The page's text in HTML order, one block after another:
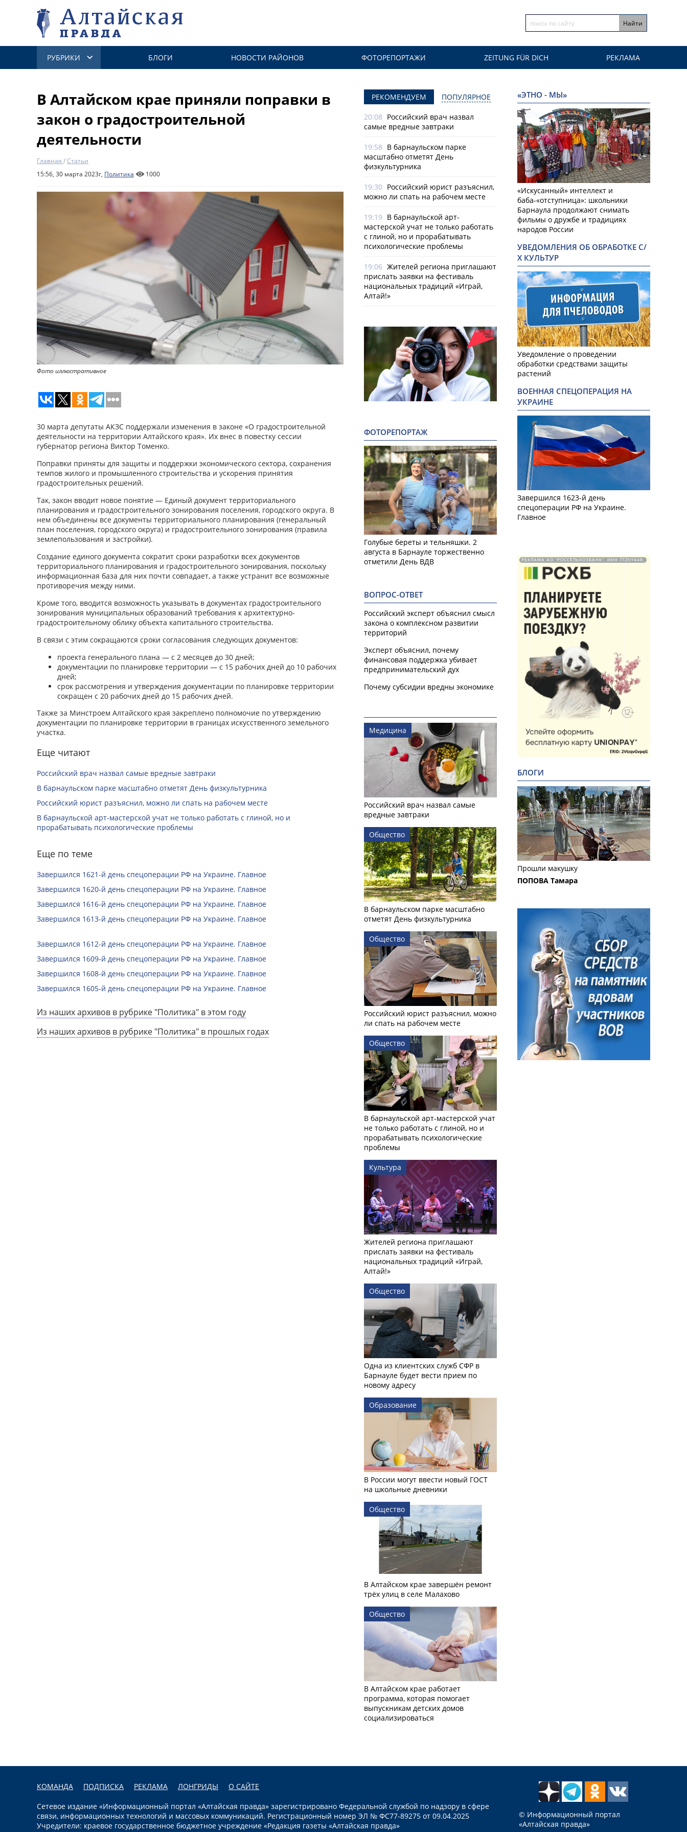
РУБРИКИ БЛОГИ НОВОСТИ РАЙОНОВ ФОТОРЕПОРТАЖИ ZEITUNG FÜR DICH РЕКЛАМА
В Алтайском крае приняли поправки в
закон о градостроительной
деятельности
Главная /Статьи
15:56, 30 марта 2023г, Политика 1000
Фото иллюстративное
30 марта депутаты АКЗС поддержали изменения в законе «О градостроительной
деятельности на территории Алтайского края». Их внес в повестку сессии
губернатор региона Виктор Томенко.
Поправки приняты для защиты и поддержки экономического сектора, сохранения
темпов жилого и промышленного строительства и ускорения принятия
градостроительных решений.
Так, закон вводит новое понятие — Единый документ территориального
планирования и градостроительного зонирования поселения, городского округа. В
нем объединены все документы территориального планирования (генеральный
план поселения, городского округа) и градостроительного зонирования (правила
землепользования и застройки).
Создание единого документа сократит сроки разработки всех документов
территориального планирования и градостроительного зонирования, поскольку
информационная база для них почти совпадает, а также устранит все возможные
противоречия между ними.
Кроме того, вводится возможность указывать в документах градостроительного
зонирования муниципальных образований требования к архитектурно-
градостроительному облику объекта капитального строительства.
В связи с этим сокращаются сроки согласования следующих документов:
проекта генерального плана — с 2 месяцев до 30 дней;
документации по планировке территории — с 15 рабочих дней до 10 рабочих
дней;
срок рассмотрения и утверждения документации по планировке территории
сокращен с 20 рабочих дней до 15 рабочих дней.
Также за Минстроем Алтайского края закреплено полномочие по утверждению
документации по планировке территории в границах искусственного земельного
участка.
Еще читают
Российский врач назвал самые вредные завтраки
В барнаульском парке масштабно отметят День физкультурника
Российский юрист разъяснил, можно ли спать на рабочем месте
В барнаульской арт-мастерской учат не только работать с глиной, но и
прорабатывать психологические проблемы
Еще по теме
Завершился 1621-й день спецоперации РФ на Украине. Главное
Завершился 1620-й день спецоперации РФ на Украине. Главное
Завершился 1616-й день спецоперации РФ на Украине. Главное
Завершился 1613-й день спецоперации РФ на Украине. Главное
Завершился 1612-й день спецоперации РФ на Украине. Главное
Завершился 1609-й день спецоперации РФ на Украине. Главное
Завершился 1608-й день спецоперации РФ на Украине. Главное
Завершился 1605-й день спецоперации РФ на Украине. Главное
Из наших архивов в рубрике "Политика" в этом году
Из наших архивов в рубрике "Политика" в прошлых годах
РЕКОМЕНДУЕМ ПОПУЛЯРНОЕ
20:08 Российский врач назвал
самые вредные завтраки
19:58 В барнаульском парке
масштабно отметят День
физкультурника
19:30 Российский юрист разъяснил,
можно ли спать на рабочем месте
19:19 В барнаульской арт-
мастерской учат не только работать
с глиной, но и прорабатывать
психологические проблемы
19:06 Жителей региона приглашают
прислать заявки на фестиваль
национальных традиций «Играй,
Алтай!»
ФОТОРЕПОРТАЖ
Голубые береты и тельняшки. 2
августа в Барнауле торжественно
отметили День ВДВ
ВОПРОС-ОТВЕТ
Российский эксперт объяснил смысл
закона о комплексном развитии
территорий
Эксперт объяснил, почему
финансовая поддержка убивает
предпринимательский дух
Почему субсидии вредны экономике
Медицина
Российский врач назвал самые
вредные завтраки
Общество
В барнаульском парке масштабно
отметят День физкультурника
Общество
Российский юрист разъяснил, можно
ли спать на рабочем месте
Общество
В барнаульской арт-мастерской учат
не только работать с глиной, но и
прорабатывать психологические
проблемы
Культура
Жителей региона приглашают
прислать заявки на фестиваль
национальных традиций «Играй,
Алтай!»
Общество
Одна из клиентских служб СФР в
Барнауле будет вести прием по
новому адресу
Образование
В России могут ввести новый ГОСТ
на школьные дневники
Общество
В Алтайском крае завершён ремонт
трёх улиц в селе Малахово
Общество
В Алтайском крае работает
программа, которая помогает
выпускникам детских домов
социализироваться
«ЭТНО - МЫ»
«Искусанный» интеллект и
баба-«отступница»: школьники
Барнаула продолжают снимать
фильмы о дружбе и традициях
народов России
УВЕДОМЛЕНИЯ ОБ ОБРАБОТКЕ С/
Х КУЛЬТУР
Уведомление о проведении
обработки средствами защиты
растений
ВОЕННАЯ СПЕЦОПЕРАЦИЯ НА
УКРАИНЕ
Завершился 1623-й день
спецоперации РФ на Украине.
Главное
РЕКЛАМА АО "РОССЕЛЬХОЗБАНК". ИНН 772511448.
БЛОГИ
Прошли макушку
ПОПОВА Тамара
КОМАНДА ПОДПИСКА РЕКЛАМА ЛОНГРИДЫ О САЙТЕ
Сетевое издание «Информационный портал «Алтайская правда» зарегистрировано Федеральной службой по надзору в сфере
связи, информационных технологий и массовых коммуникаций. Регистрационный номер ЭЛ № ФС77-89275 от 09.04.2025
Учредители: краевое государственное бюджетное учреждение «Редакция газеты «Алтайская правда»
© Информационный портал
«Алтайская правда»